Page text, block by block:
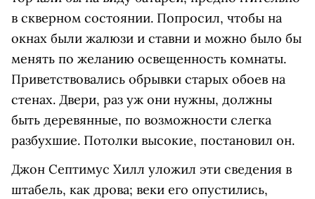
в скверном состоянии. Попросил, чтобы на
окнах были жалюзи и ставни и можно было бы
менять по желанию освещенность комнаты.
Приветствовались обрывки старых обоев на
стенах. Двери, раз уж они нужны, должны
быть деревянные, по возможности слегка
разбухшие. Потолки высокие, постановил он.
Джон Септимус Хилл уложил эти сведения в
штабель, как дрова; веки его опустились,